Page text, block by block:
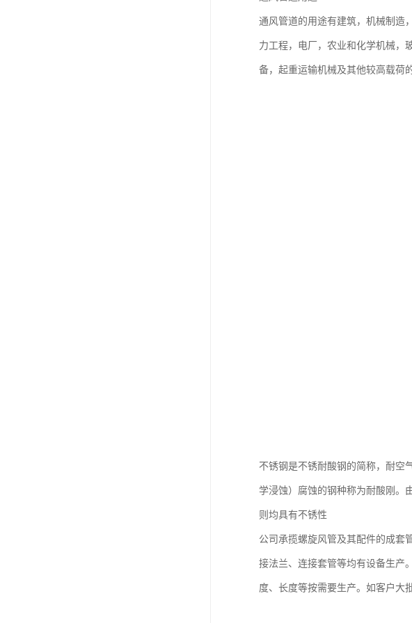
通风管道的用途有建筑，机械制造
力工程，电厂，农业和化学机械，
备，起重运输机械及其他较高载荷
不锈钢是不锈耐酸钢的简称，耐空
学浸蚀）腐蚀的钢种称为耐酸刚。
则均具有不锈性
公司承揽螺旋风管及其配件的成套
接法兰、连接套管等均有设备生产
度、长度等按需要生产。如客户大